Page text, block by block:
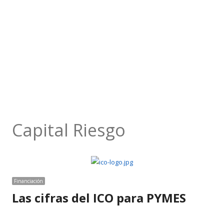
Capital Riesgo
Financiación
Las cifras del ICO para PYMES